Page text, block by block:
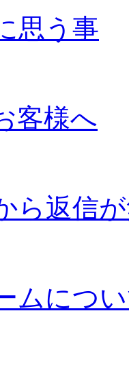
思う事
客様へ
ら返信
ムにつ